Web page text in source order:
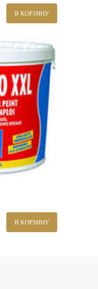
В КОРЗИНУ
В КОРЗИНУ